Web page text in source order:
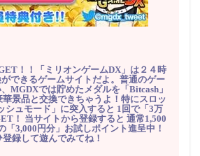
！！「ミリオンゲームDX」は２４時
できるゲームサイトだよ。普通のゲー
MGDXでは貯めたメダルを「Bitcash」
景品と交換できちゃうよ！特にスロッ
シュモード」に突入すると 1回で「3万
！ 当サイトから登録すると 通常1,500
「3,000円分」お試しポイント進呈中！
登録して遊んでみてね！